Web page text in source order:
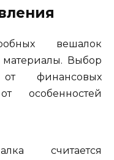
вешалок
материалы. Выбор
финансовых
особенностей
считается